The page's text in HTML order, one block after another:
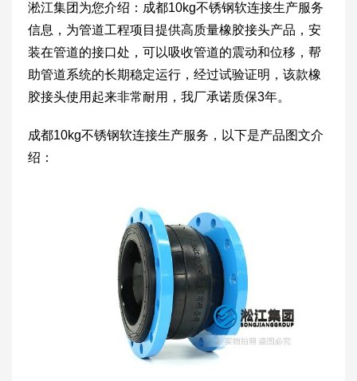
淞江集团为您介绍：成都10kg不锈钢软连接生产服务
信息，为管道工程项目提供高质量橡胶接头产品，安
装在管道的接口处，可以吸收管道的震动和位移，帮
助管道系统的长期稳定运行，经过试验证明，该款橡
胶接头使用起来非常耐用，我厂承诺质保3年。
成都10kg不锈钢软连接生产服务，以下是产品图文介
绍：